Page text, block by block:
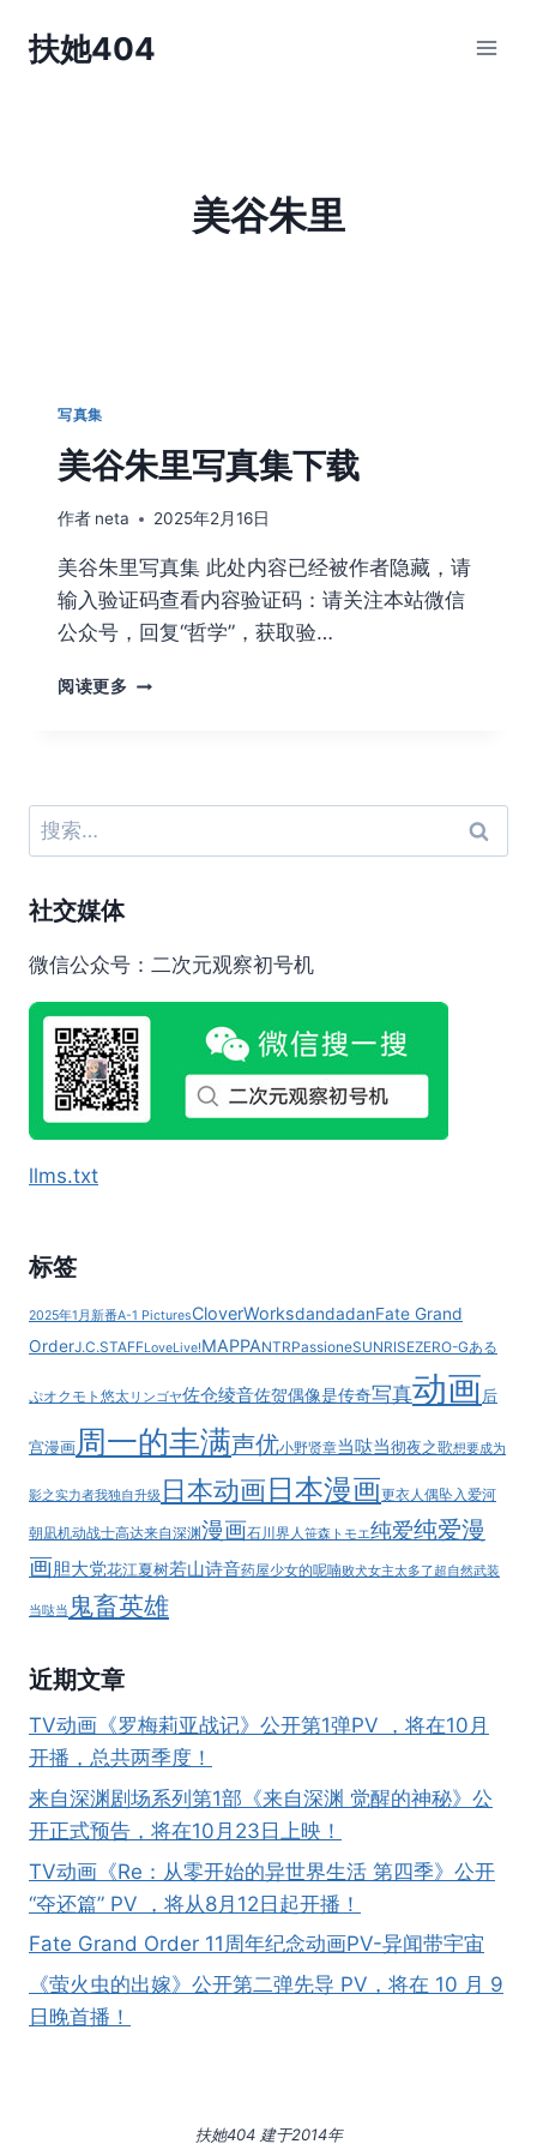
扶她404
美谷朱里
写真集
美谷朱里写真集下载
作者 neta 2025年2月16日
美谷朱里写真集 此处内容已经被作者隐藏，请
输入验证码查看内容验证码：请关注本站微信
公众号，回复“哲学”，获取验…
阅读更多 美
真
下
搜
索：
社交媒体
微信公众号：二次元观察初号机
llms.txt
标签
2025年1月新番A-1 PicturesCloverWorksdandadanFate Grand
OrderJ.C.STAFFLoveLive!MAPPANTRPassioneSUNRISEZERO-Gある
ぷオクモト悠太リンゴヤ佐仓绫音佐贺偶像是传奇写真动画后
宫漫画周一的丰满声优小野贤章当哒当彻夜之歌想要成为
影之实力者我独自升级 日本动画日本漫画更衣人偶坠入爱河
朝凪机动战士高达来自深渊漫画石川界人笹森トモエ纯爱纯爱漫
画胆大党花江夏树若山诗音药屋少女的呢喃败犬女主太多了超自然武装
当哒当 鬼畜英雄
近期文章
TV动画《罗梅莉亚战记》公开第1弹PV ，将在10月
开播，总共两季度！
来自深渊剧场系列第1部《来自深渊 觉醒的神秘》公
开正式预告，将在10月23日上映！
TV动画《Re：从零开始的异世界生活 第四季》公开
“夺还篇” PV ，将从8月12日起开播！
Fate Grand Order 11周年纪念动画PV-异闻带宇宙
《萤火虫的出嫁》公开第二弹先导 PV，将在 10 月 9
日晚首播！
扶她404 建于2014年